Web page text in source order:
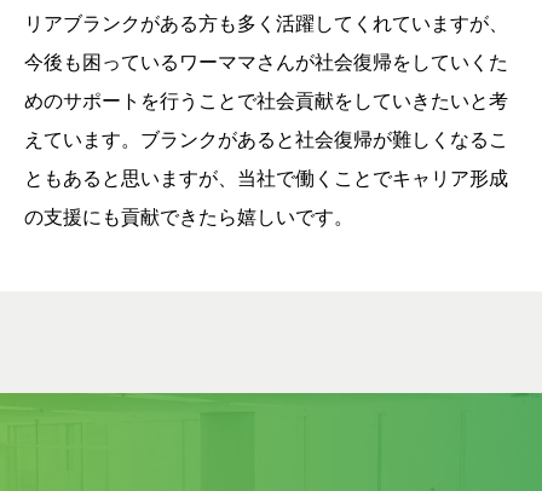
リアブランクがある方も多く活躍してくれていますが、
今後も困っているワーママさんが社会復帰をしていくた
めのサポートを行うことで社会貢献をしていきたいと考
えています。ブランクがあると社会復帰が難しくなるこ
ともあると思いますが、当社で働くことでキャリア形成
の支援にも貢献できたら嬉しいです。